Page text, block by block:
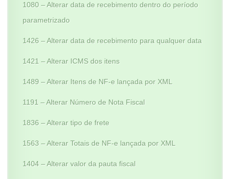
1080 – Alterar data de recebimento dentro do período
parametrizado
1426 – Alterar data de recebimento para qualquer data
1421 – Alterar ICMS dos itens
1489 – Alterar Itens de NF-e lançada por XML
1191 – Alterar Número de Nota Fiscal
1836 – Alterar tipo de frete
1563 – Alterar Totais de NF-e lançada por XML
1404 – Alterar valor da pauta fiscal